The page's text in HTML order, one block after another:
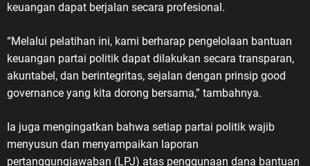
keuangan dapat berjalan secara profesional.
“Melalui pelatihan ini, kami berharap pengelolaan bantuan
keuangan partai politik dapat dilakukan secara transparan,
akuntabel, dan berintegritas, sejalan dengan prinsip good
governance yang kita dorong bersama,” tambahnya.
Ia juga mengingatkan bahwa setiap partai politik wajib
menyusun dan menyampaikan laporan
pertanggungjawaban (LPJ) atas penggunaan dana bantuan